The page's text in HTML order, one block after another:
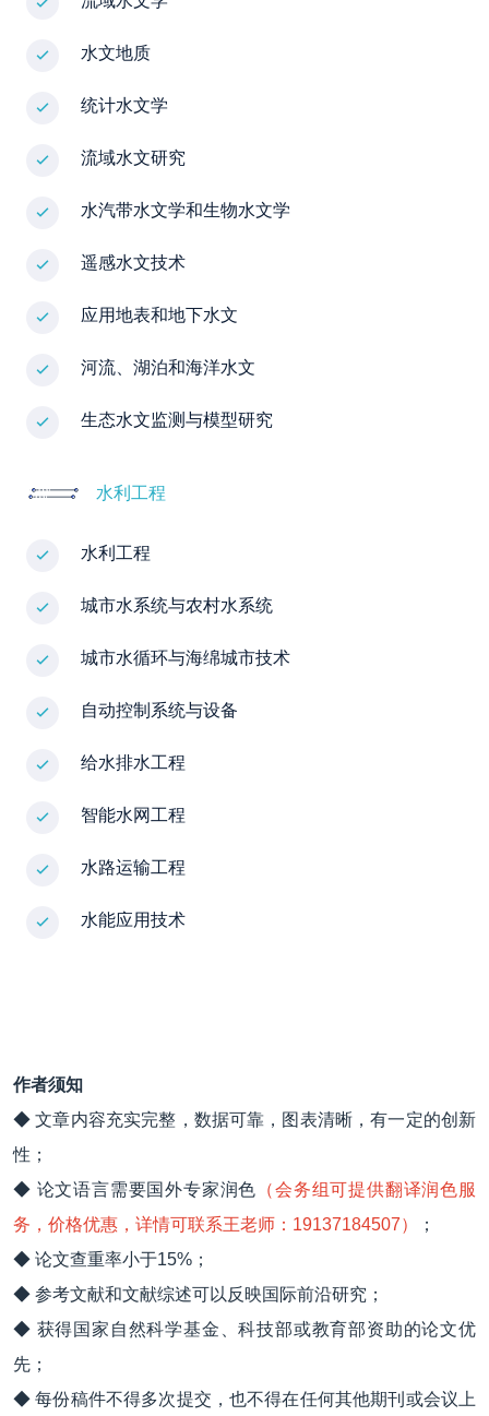
水文地质
统计水文学
流域水文研究
水汽带水文学和生物水文学
遥感水文技术
应用地表和地下水文
河流、湖泊和海洋水文
生态水文监测与模型研究
水利工程
水利工程
城市水系统与农村水系统
城市水循环与海绵城市技术
自动控制系统与设备
给水排水工程
智能水网工程
水路运输工程
水能应用技术
作者须知
◆ 文章内容充实完整，数据可靠，图表清晰，有一定的创新
性；
◆ 论文语言需要国外专家润色 （会务组可提供翻译润色服
务，价格优惠，详情可联系王老师：19137184507）
；
◆ 论文查重率小于15%；
◆ 参考文献和文献综述可以反映国际前沿研究；
◆ 获得国家自然科学基金、科技部或教育部资助的论文优
先；
◆ 每份稿件不得多次提交，也不得在任何其他期刊或会议上